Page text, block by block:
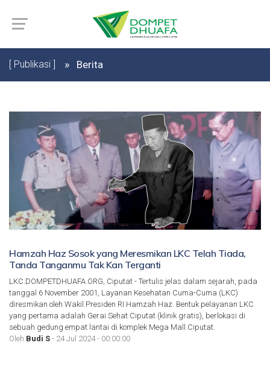
[ Publikasi ] Berita
Hamzah Haz Sosok yang Meresmikan LKC Telah Tiada,
Tanda Tanganmu Tak Kan Terganti
LKC.DOMPETDHUAFA.ORG, Ciputat - Tertulis jelas dalam sejarah, pada
tanggal 6 November 2001, Layanan Kesehatan Cuma-Cuma (LKC)
diresmikan oleh Wakil Presiden RI Hamzah Haz. Bentuk pelayanan LKC
yang pertama adalah Gerai Sehat Ciputat (klinik gratis), berlokasi di
sebuah gedung empat lantai di komplek Mega Mall Ciputat.
Oleh Budi S - 24 Jul 2024 - 00:00:00